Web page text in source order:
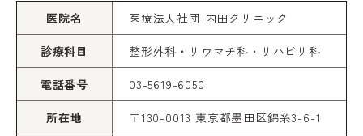
医院名 医療法人社団 内田クリニック
診療科目 整形外科・リウマチ科・リハビリ科
電話番号 03-5619-6050
所在地 〒130-0013 東京都墨田区錦糸3-6-1